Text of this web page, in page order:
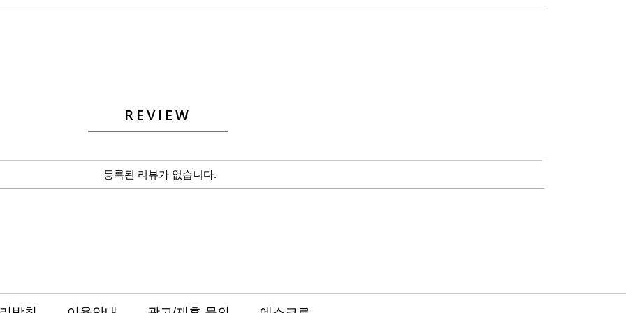
REVIEW
등록된 리뷰가 없습니다.